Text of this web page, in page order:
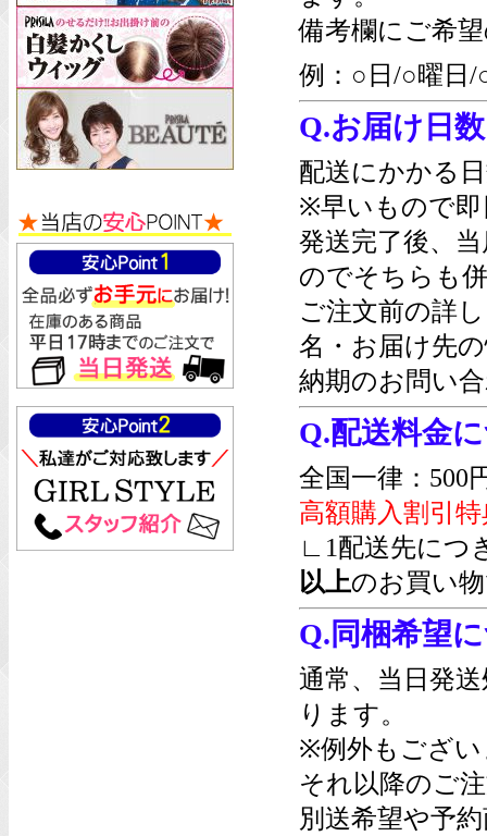
備考欄にご希
例：○日/○曜日/
Q.お届け日
配送にかかる
※早いもので即
発送完了後、
のでそちらも
ご注文前の詳
名・お届け先
納期のお問い
Q.配送料金
全国一律：500
高額購入割引特
∟1配送先につ
以上のお買い
Q.同梱希望
通常、当日発
ります。
※例外もござい
それ以降のご
別送希望や予